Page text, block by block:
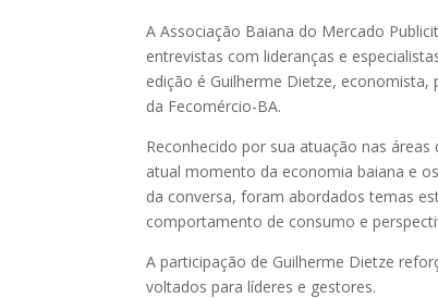
A Associação Baiana do Mercado
entrevistas com lideranças e
edição é Guilherme Dietze,
da Fecomércio-BA.
Reconhecido por sua atuação nas
atual momento da economia baiana e
da conversa, foram abordados temas
comportamento de consumo e
A participação de Guilherme Dietze
voltados para líderes e gestores.